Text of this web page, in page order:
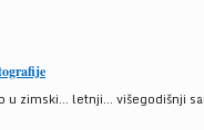
u zimski... letnji... višegodišnji